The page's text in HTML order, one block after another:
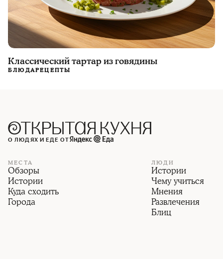
Классический тартар из говядины
БЛЮДАРЕЦЕПТЫ
О ЛЮДЯХ И ЕДЕ ОТ
МЕСТА
Обзоры
Истории
Куда сходить
Города
ЛЮДИ
Истории
Чему учиться
Мнения
Развлечения
Блиц